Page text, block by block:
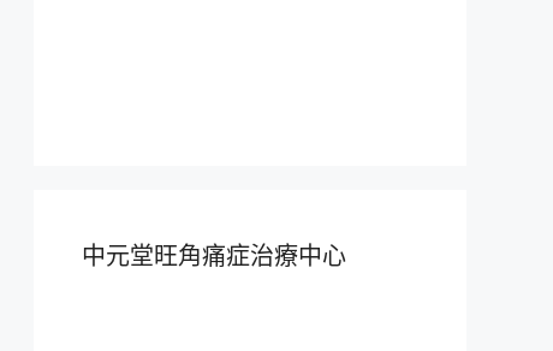
中元堂旺角痛症治療中心